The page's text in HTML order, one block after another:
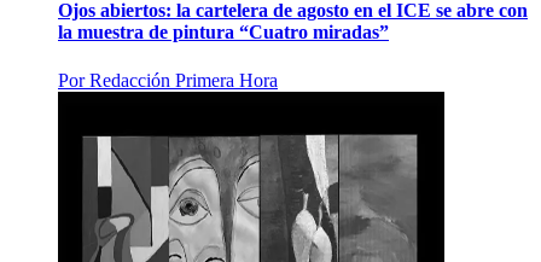
Ojos abiertos: la cartelera de agosto en el ICE se abre con
la muestra de pintura “Cuatro miradas”
PorRedacción Primera Hora